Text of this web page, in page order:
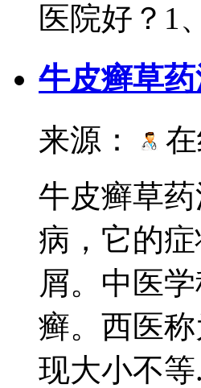
医院好？1
牛皮癣草
来源：
牛皮癣草
病，它的
屑。中医
癣。西医
现大小不等